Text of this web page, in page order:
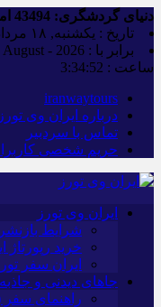
دنیای گردشگری:
تاریخ : یکشنبه, ۱۸ مرداد , ۱۴۰۵
برابر با : Sunday - 9 - August - 2026
ساعت : 3:34:53
iranwaytours
درباره ایران وی تورز
تماس با سردبیر
حریم شخصی
ایران وی تورز
شرایط
خرید رپورتاژ
ایران سفر تور
جاهای دیدنی و
راهنمای سفر